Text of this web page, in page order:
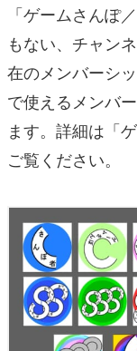
「ゲームさんぽ
もない、チャン
在のメンバーシ
で使えるメンバ
ます。詳細は「
ご覧ください。